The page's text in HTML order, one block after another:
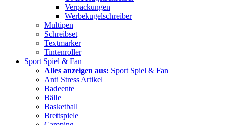
Verpackungen
Werbekugelschreiber
Multipen
Schreibset
Textmarker
Tintenroller
Sport Spiel & Fan
Alles anzeigen aus: Sport Spiel & Fan
Anti Stress Artikel
Badeente
Bälle
Basketball
Brettspiele